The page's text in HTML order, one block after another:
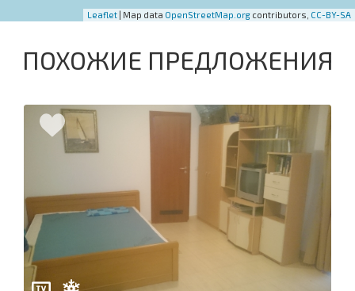
Leaflet | Map data OpenStreetMap.org contributors, CC-BY-SA
ПОХОЖИЕ ПРЕДЛОЖЕНИЯ